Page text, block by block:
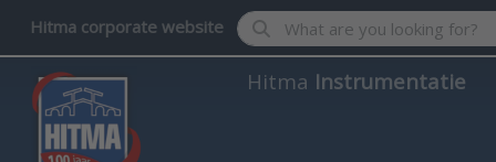
Hitma corporate website Enter a search term. Results
Hitma Instrumentatie